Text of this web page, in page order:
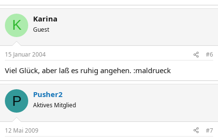
K Karina
Guest
15 Januar 2004 #6
Viel Glück, aber laß es ruhig angehen. :maldrueck
P Pusher2
Aktives Mitglied
12 Mai 2009 #7